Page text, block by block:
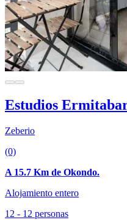
Estudios
Zeberio
(0)
A 15.7 Km de Okondo.
Alojamiento entero
12 - 12 personas